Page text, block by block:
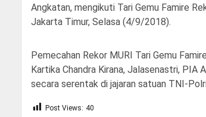
Angkatan, mengikuti Tari Gemu Famire
Jakarta Timur, Selasa (4/9/2018).
Pemecahan Rekor MURI Tari Gemu
Kartika Chandra Kirana, Jalasenastri, PIA
secara serentak di jajaran satuan TNI-
Post Views: 40